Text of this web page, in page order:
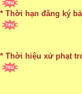
chuyển nhượng, tặng,
theo pháp luật
* Thời hạn đăng ký
* Thời hiệu xử phạt